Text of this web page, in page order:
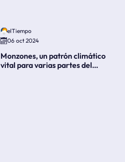
elTiempo
06 oct 2024
Monzones, un patrón climático
vital para varias partes del